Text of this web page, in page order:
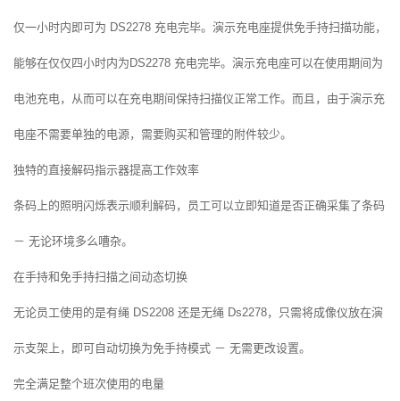
仅一小时内即可为 DS2278 充电完毕。演示充电座提供免手持扫描功能，
能够在仅仅四小时内为DS2278 充电完毕。演示充电座可以在使用期间为
电池充电，从而可以在充电期间保持扫描仪正常工作。而且，由于演示充
电座不需要单独的电源，需要购买和管理的附件较少。
独特的直接解码指示器提高工作效率
条码上的照明闪烁表示顺利解码，员工可以立即知道是否正确采集了条码
－ 无论环境多么嘈杂。
在手持和免手持扫描之间动态切换
无论员工使用的是有绳 DS2208 还是无绳 Ds2278，只需将成像仪放在演
示支架上，即可自动切换为免手持模式 － 无需更改设置。
完全满足整个班次使用的电量